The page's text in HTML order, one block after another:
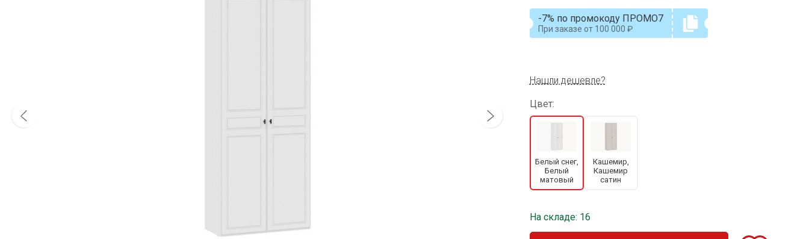
-7% по промокоду ПРОМО7
При заказе от 100 000
Нашли дешевле?
Цвет:
Белый снег,
Белый
матовый
Кашемир,
Кашемир
сатин
На складе: 16